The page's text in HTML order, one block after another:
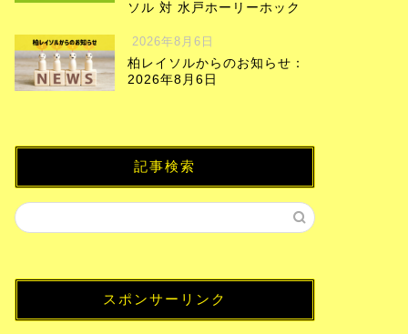
ソル 対 水戸ホーリーホック
2026年8月6日
柏レイソルからのお知らせ：
2026年8月6日
記事検索
スポンサーリンク